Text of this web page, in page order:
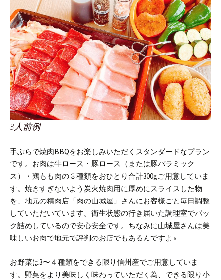
3人前例
手ぶらで焼肉BBQをお楽しみいただくスタンダードなプラン
です。 お肉は牛ロース・豚ロース（または豚バラミック
ス）・鶏もも肉の３種類をおひとり合計300gご用意していま
す。 焼きすぎないよう炭火焼肉用に厚めにスライスした物
を、地元の精肉店「肉の山城屋」さんにお客様ごと毎日調整
していただいています。 衛生状態の行き届いた調理室でパッ
ク詰めしているので安心安全です。 ちなみに山城屋さんは美
味しいお肉で地元で評判のお店でもあるんですよ♪
お野菜は3〜４種類をできる限り信州産でご用意していま
す。 野菜をより美味しく味わっていただく為、できる限り小